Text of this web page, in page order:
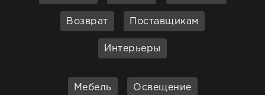
Возврат Поставщикам
Интерьеры
Мебель Освещение